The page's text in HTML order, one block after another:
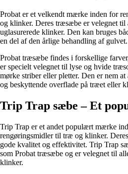
Probat er et velkendt mærke inden for
og klinker. Deres træsæbe er velegnet til
uglasurerede klinker. Den kan bruges
en del af den årlige behandling af gulvet.
Probat træsæbe findes i forskellige
er specielt velegnet til lyse og hvide
mørke striber eller pletter. Den er nem
og beskyttende overflade på træet eller
Trip Trap sæbe – Et
Trip Trap er et andet populært mærke
rengøringsmidler til træ og klinker.
gode kvalitet og effektivitet. Trip Trap
som Probat træsæbe og er velegnet til
klinker.